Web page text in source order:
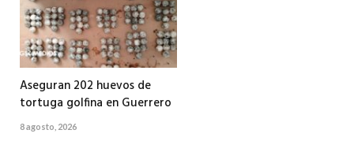
Aseguran 202 huevos de
tortuga golfina en Guerrero
8 agosto, 2026